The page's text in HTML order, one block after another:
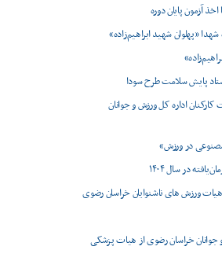
آزمون پایان دوره
«پهلوان شهید ابراهیم‌زاده»
پایش سلامت طرح سودا
اداره کل ورزش و جوانان
در ورزش»
ورزش های ناشنوایان خراسان رضوی
جوانان خراسان رضوی از هیات پزشکی